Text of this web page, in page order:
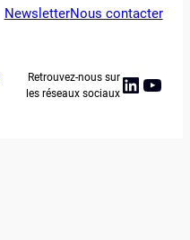
NewsletterNous contacter
Retrouvez-nous sur
les réseaux sociaux